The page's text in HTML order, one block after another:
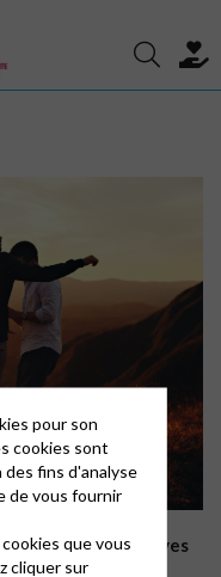
de Valence 2 Rives
pour son
cookies sont
fins d'analyse
de vous fournir
que vous
cliquer sur